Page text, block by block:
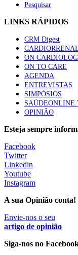
Quase
88
Trodelvy
mama
elegíveis
61
MAIS NOTÍCIAS
Ministério prepara
de baixo risco por
10 Ago, 2026
Presidente da
médicos por trabalho
10 Ago, 2026|0
Pesquisar
LINKS RÁPIDOS
CRM Digest
ON
ON TO CARE
AGENDA
ENTREVISTAS
SIMPÓSIOS
OPINIÃO
Esteja sempre
Facebook
Twitter
Linkedin
Youtube
Instagram
A sua Opinião conta!
Envie-nos o seu
artigo de opinião
Siga-nos no